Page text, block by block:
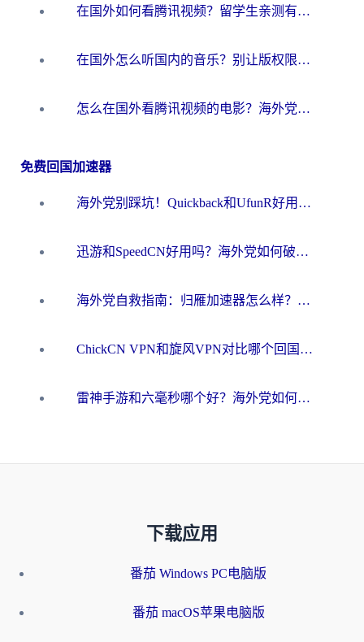
在国外如何看腾讯视频？留学生亲测有效的回国加速方案
在国外怎么听国内的音乐？别让版权限制断了你的华语歌单
怎么在国外看腾讯视频的电影？海外党亲测有效的回国加速指南
免费回国加速器
海外党别踩坑！Quickback和UfunR好用吗？选对回国加速器才能无缝刷国内资源
迅游和SpeedCN好用吗？海外党如何破解那道看不见的墙
海外党自救指南：归雁加速器怎么样？教你避开坑实现国内资源无缝访问
ChickCN VPN和旋风VPN对比哪个回国效果更好？海外用户的选择困境与出路
雷神手游和六毫秒哪个好？海外党如何真正解锁国内资源
下载应用
番茄 Windows PC电脑版
番茄 macOS苹果电脑版